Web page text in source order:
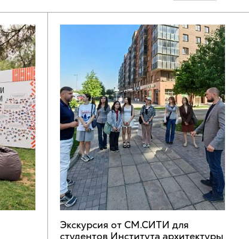
Экскурсия от СМ.СИТИ для